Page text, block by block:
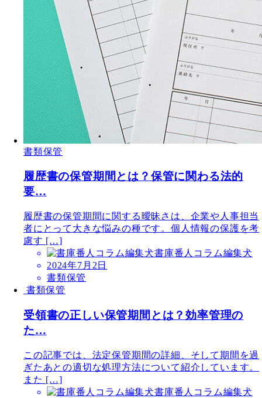
書類保管
履歴書の保管期間とは？保管に関わる法的
要…
履歴書の保管期間に関する曖昧さは、企業や人事担当
者にとって大きな悩みの種です。個人情報の保護を考
慮す […]
書庫番人コラム編集犬
2024年7月2日
書類保管
書類保管
受領書の正しい保管期間とは？効率管理の
た…
この記事では、法定保管期間の詳細、そして期間を過
ぎたあとの適切な処理方法について紹介しています。
また […]
書庫番人コラム編集犬